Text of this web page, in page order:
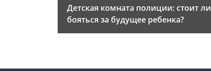
Детская комната полиции: стоит ли
бояться за будущее ребенка?